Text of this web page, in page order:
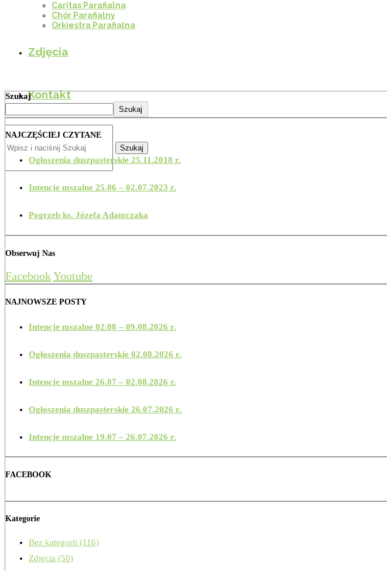
Caritas Parafialna
Chór Parafialny
Orkiestra Parafialna
Zdjęcia
Kontakt
Szukaj
Szukaj
Szukaj
NAJCZĘŚCIEJ CZYTANE
Ogłoszenia duszpasterskie 25.11.2018 r.
Intencje mszalne 25.06 – 02.07.2023 r.
Pogrzeb ks. Józefa Adamczaka
Obserwuj Nas
FacebookYoutube
NAJNOWSZE POSTY
Intencje mszalne 02.08 – 09.08.2026 r.
Ogłoszenia duszpasterskie 02.08.2026 r.
Intencje mszalne 26.07 – 02.08.2026 r.
Ogłoszenia duszpasterskie 26.07.2026 r.
Intencje mszalne 19.07 – 26.07.2026 r.
FACEBOOK
Kategorie
Bez kategorii (116)
Zdjęcia (50)